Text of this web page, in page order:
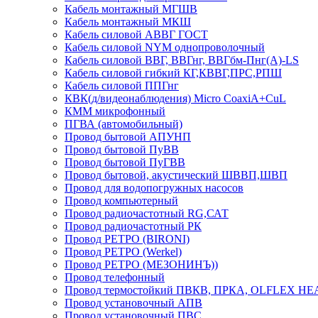
Кабель монтажный МГШВ
Кабель монтажный МКШ
Кабель силовой АВВГ ГОСТ
Кабель силовой NYM однопроволочный
Кабель силовой ВВГ, ВВГнг, ВВГбм-Пнг(А)-LS
Кабель силовой гибкий КГ,КВВГ,ПРС,РПШ
Кабель силовой ППГнг
КВК(д/видеонаблюдения) Micro CoaxiA+CuL
КММ микрофонный
ПГВА (автомобильный)
Провод бытовой АПУНП
Провод бытовой ПуВВ
Провод бытовой ПуГВВ
Провод бытовой, акустический ШВВП,ШВП
Провод для водопогружных насосов
Провод компьютерный
Провод радиочастотный RG,САТ
Провод радиочастотный РК
Провод РЕТРО (BIRONI)
Провод РЕТРО (Werkel)
Провод РЕТРО (МЕЗОНИНЪ))
Провод телефонный
Провод термостойкий ПВКВ, ПРКА, OLFLEX
Провод установочный АПВ